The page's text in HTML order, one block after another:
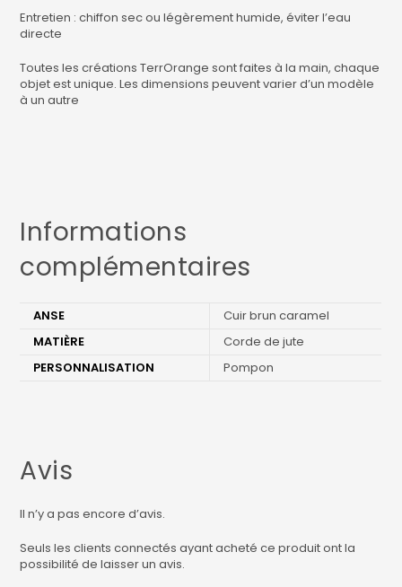
Entretien : chiffon sec ou légèrement humide, éviter l’eau
directe
Toutes les créations TerrOrange sont faites à la main, chaque
objet est unique. Les dimensions peuvent varier d’un modèle
à un autre
Informations
complémentaires
ANSE
Cuir brun caramel
MATIÈRE
Corde de jute
PERSONNALISATION
Pompon
Avis
Il n’y a pas encore d’avis.
Seuls les clients connectés ayant acheté ce produit ont la
possibilité de laisser un avis.